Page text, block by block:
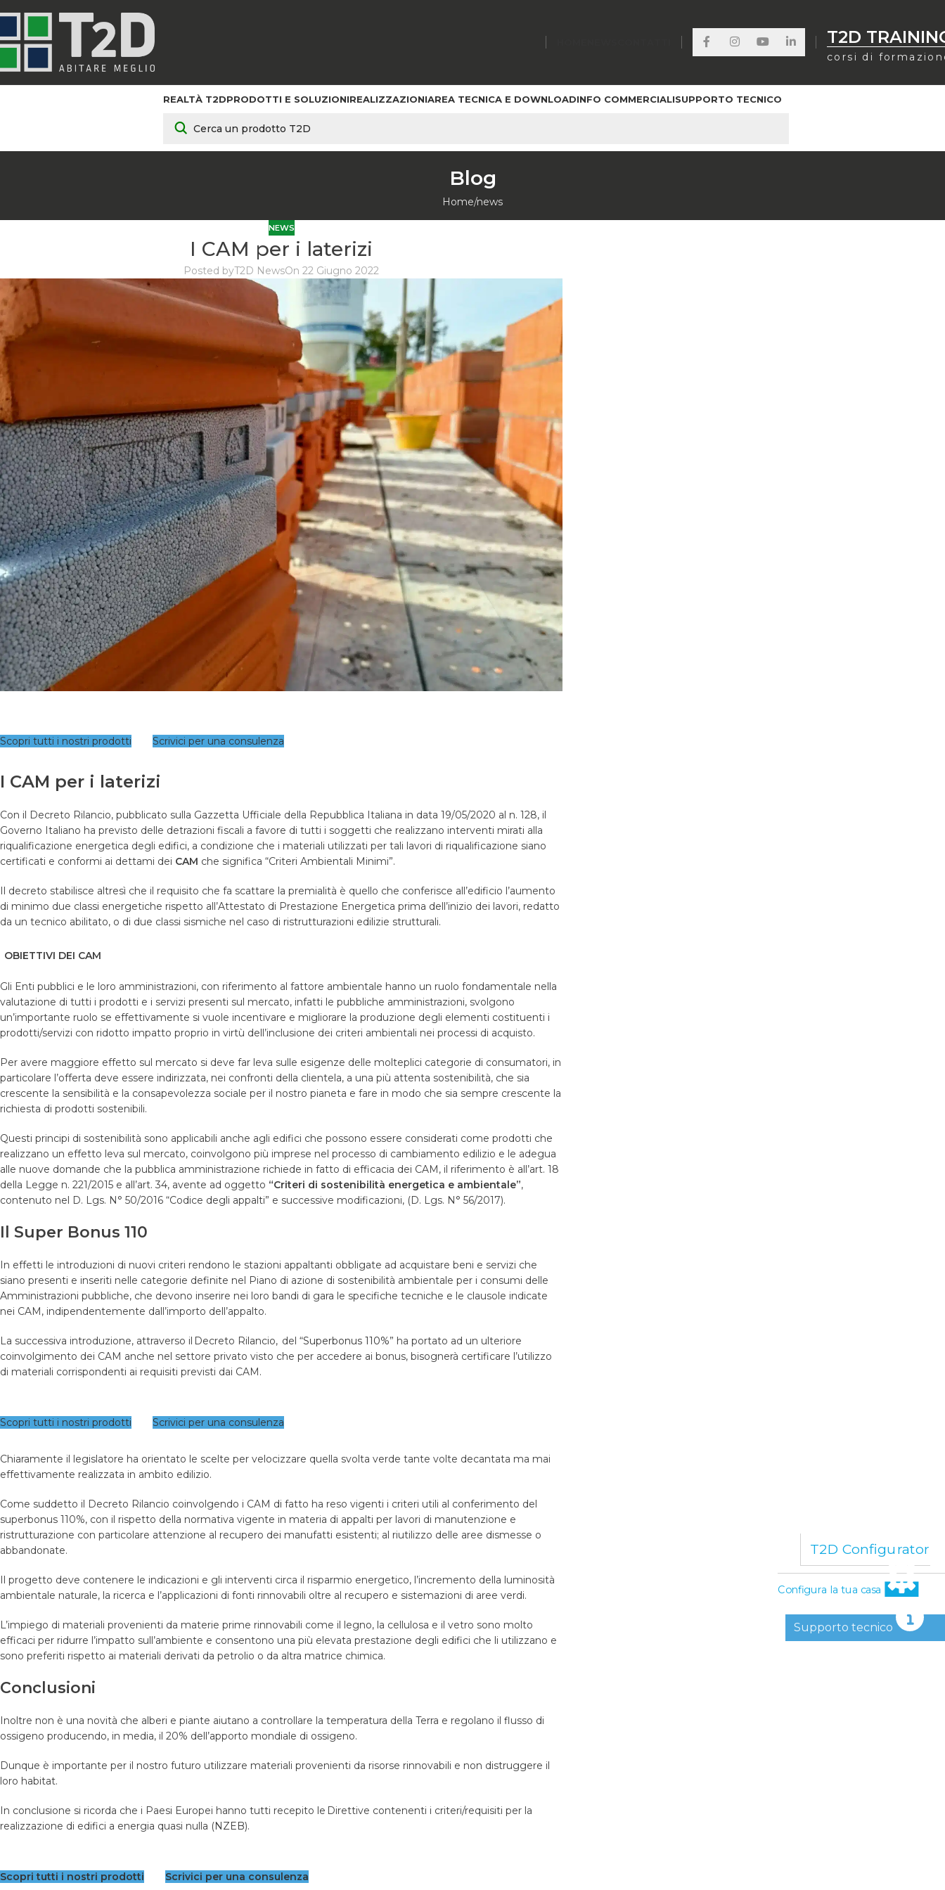
T2D
corsi di
REALTÀ T2DPRODOTTI E SOLUZIONIREALIZZAZIONIAREA TECNICA E DOWNLOADINFO COMMERCIALISUPPORTO TECNICO
Blog
Home news
NEWS
I CAM per i laterizi
Posted byT2D NewsOn 22 Giugno 2022
Scopri tutti i nostri prodotti Scrivici per una consulenza
I CAM per i laterizi
Con il Decreto Rilancio, pubblicato sulla Gazzetta Ufficiale della Repubblica Italiana in data 19/05/2020 al n. 128, il
Governo Italiano ha previsto delle detrazioni fiscali a favore di tutti i soggetti che realizzano interventi mirati alla
riqualificazione energetica degli edifici, a condizione che i materiali utilizzati per tali lavori di riqualificazione siano
certificati e conformi ai dettami dei CAM che significa “Criteri Ambientali Minimi”.
Il decreto stabilisce altresì che il requisito che fa scattare la premialità è quello che conferisce all’edificio l’aumento
di minimo due classi energetiche rispetto all’Attestato di Prestazione Energetica prima dell’inizio dei lavori, redatto
da un tecnico abilitato, o di due classi sismiche nel caso di ristrutturazioni edilizie strutturali.
OBIETTIVI DEI CAM
Gli Enti pubblici e le loro amministrazioni, con riferimento al fattore ambientale hanno un ruolo fondamentale nella
valutazione di tutti i prodotti e i servizi presenti sul mercato, infatti le pubbliche amministrazioni, svolgono
un’importante ruolo se effettivamente si vuole incentivare e migliorare la produzione degli elementi costituenti i
prodotti/servizi con ridotto impatto proprio in virtù dell’inclusione dei criteri ambientali nei processi di acquisto.
Per avere maggiore effetto sul mercato si deve far leva sulle esigenze delle molteplici categorie di consumatori, in
particolare l’offerta deve essere indirizzata, nei confronti della clientela, a una più attenta sostenibilità, che sia
crescente la sensibilità e la consapevolezza sociale per il nostro pianeta e fare in modo che sia sempre crescente la
richiesta di prodotti sostenibili.
Questi principi di sostenibilità sono applicabili anche agli edifici che possono essere considerati come prodotti che
realizzano un effetto leva sul mercato, coinvolgono più imprese nel processo di cambiamento edilizio e le adegua
alle nuove domande che la pubblica amministrazione richiede in fatto di efficacia dei CAM, il riferimento è all’art. 18
della Legge n. 221/2015 e all’art. 34, avente ad oggetto “Criteri di sostenibilità energetica e ambientale”,
contenuto nel D. Lgs. N° 50/2016 “Codice degli appalti” e successive modificazioni, (D. Lgs. N° 56/2017).
Il Super Bonus 110
In effetti le introduzioni di nuovi criteri rendono le stazioni appaltanti obbligate ad acquistare beni e servizi che
siano presenti e inseriti nelle categorie definite nel Piano di azione di sostenibilità ambientale per i consumi delle
Amministrazioni pubbliche, che devono inserire nei loro bandi di gara le specifiche tecniche e le clausole indicate
nei CAM, indipendentemente dall’importo dell’appalto.
La successiva introduzione, attraverso il Decreto Rilancio, del “Superbonus 110%” ha portato ad un ulteriore
coinvolgimento dei CAM anche nel settore privato visto che per accedere ai bonus, bisognerà certificare l’utilizzo
di materiali corrispondenti ai requisiti previsti dai CAM.
Scopri tutti i nostri prodotti Scrivici per una consulenza
Chiaramente il legislatore ha orientato le scelte per velocizzare quella svolta verde tante volte decantata ma mai
effettivamente realizzata in ambito edilizio.
Come suddetto il Decreto Rilancio coinvolgendo i CAM di fatto ha reso vigenti i criteri utili al conferimento del
superbonus 110%, con il rispetto della normativa vigente in materia di appalti per lavori di manutenzione e
ristrutturazione con particolare attenzione al recupero dei manufatti esistenti; al riutilizzo delle aree dismesse o
abbandonate.
Il progetto deve contenere le indicazioni e gli interventi circa il risparmio energetico, l’incremento della luminosità
ambientale naturale, la ricerca e l’applicazioni di fonti rinnovabili oltre al recupero e sistemazioni di aree verdi.
L’impiego di materiali provenienti da materie prime rinnovabili come il legno, la cellulosa e il vetro sono molto
efficaci per ridurre l’impatto sull’ambiente e consentono una più elevata prestazione degli edifici che li utilizzano e
sono preferiti rispetto ai materiali derivati da petrolio o da altra matrice chimica.
Conclusioni
Inoltre non è una novità che alberi e piante aiutano a controllare la temperatura della Terra e regolano il flusso di
ossigeno producendo, in media, il 20% dell’apporto mondiale di ossigeno.
Dunque è importante per il nostro futuro utilizzare materiali provenienti da risorse rinnovabili e non distruggere il
loro habitat.
In conclusione si ricorda che i Paesi Europei hanno tutti recepito le Direttive contenenti i criteri/requisiti per la
realizzazione di edifici a energia quasi nulla (NZEB).
Scopri tutti i nostri prodotti Scrivici per una consulenza
Supporto tecnico
T2D Configurator
Configura la tua casa